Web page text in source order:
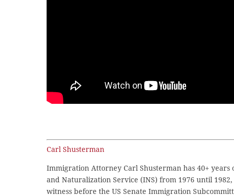
Carl Shusterman
Immigration Attorney Carl Shusterman has 40+
and Naturalization Service (INS) from 1976 until
witness before the US Senate Immigration